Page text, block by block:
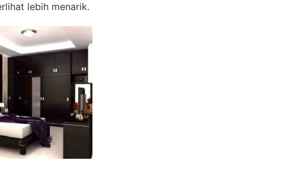
lebih menarik.